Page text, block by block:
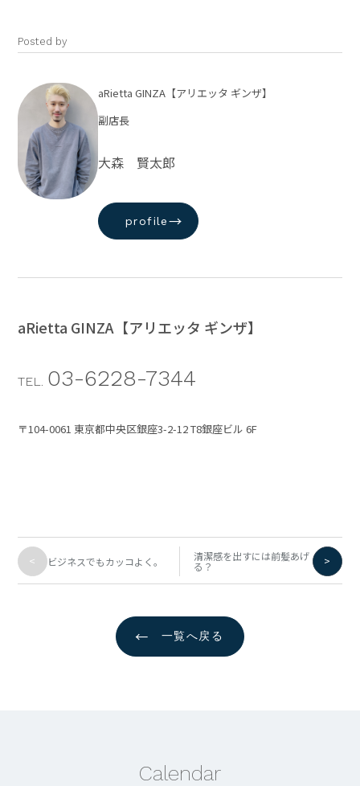
Posted by
aRietta GINZA【アリエッタ ギンザ】
副店長
大森 賢太郎
profile→
aRietta GINZA【アリエッタ ギンザ】
TEL. 03-6228-7344
〒104-0061 東京都中央区銀座3-2-12 T8銀座ビル 6F
< ビジネスでもカッコよく。 清潔感を出すには前髪あげ
る？ >
← 一覧へ戻る
Calendar